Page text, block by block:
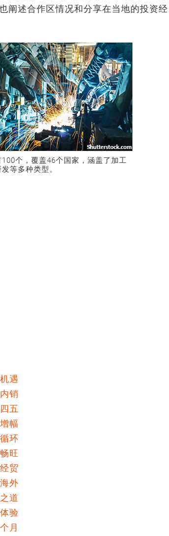
阐述合作区情况和分享在当地的投资经
个，覆盖46个国家，涵盖了加工
等多种类型。
遇
销
五
幅
环
旺
贸
外
道
验
月